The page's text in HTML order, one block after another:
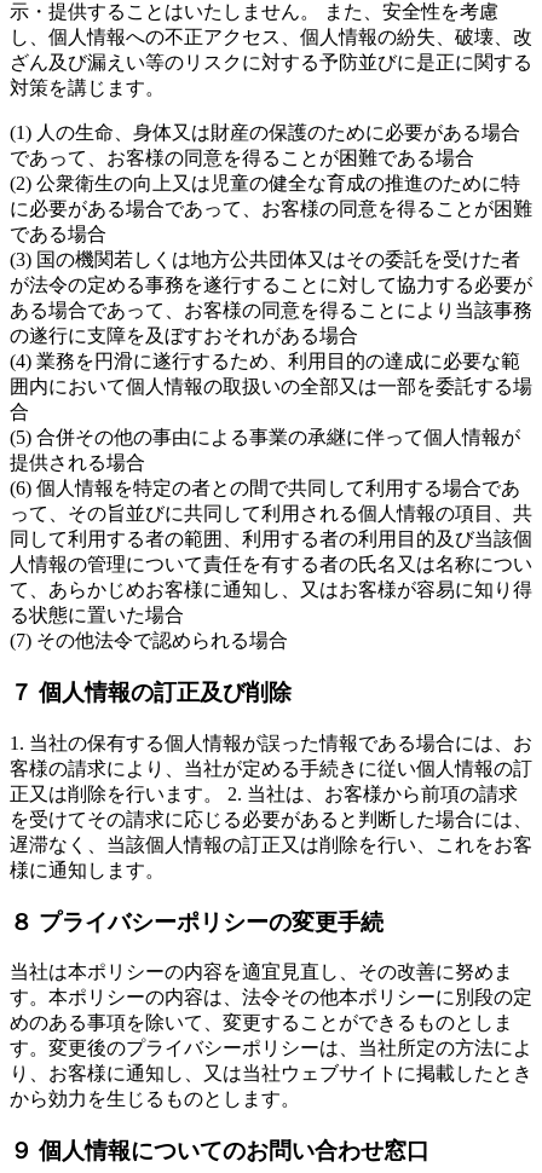
示・提供することはいたしません。 また、安全性を考慮
し、個人情報への不正アクセス、個人情報の紛失、破壊、改
ざん及び漏えい等のリスクに対する予防並びに是正に関する
対策を講じます。
(1) 人の生命、身体又は財産の保護のために必要がある場合
であって、お客様の同意を得ることが困難である場合
(2) 公衆衛生の向上又は児童の健全な育成の推進のために特
に必要がある場合であって、お客様の同意を得ることが困難
である場合
(3) 国の機関若しくは地方公共団体又はその委託を受けた者
が法令の定める事務を遂行することに対して協力する必要が
ある場合であって、お客様の同意を得ることにより当該事務
の遂行に支障を及ぼすおそれがある場合
(4) 業務を円滑に遂行するため、利用目的の達成に必要な範
囲内において個人情報の取扱いの全部又は一部を委託する場
合
(5) 合併その他の事由による事業の承継に伴って個人情報が
提供される場合
(6) 個人情報を特定の者との間で共同して利用する場合であ
って、その旨並びに共同して利用される個人情報の項目、共
同して利用する者の範囲、利用する者の利用目的及び当該個
人情報の管理について責任を有する者の氏名又は名称につい
て、あらかじめお客様に通知し、又はお客様が容易に知り得
る状態に置いた場合
(7) その他法令で認められる場合
７ 個人情報の訂正及び削除
1. 当社の保有する個人情報が誤った情報である場合には、お
客様の請求により、当社が定める手続きに従い個人情報の訂
正又は削除を行います。 2. 当社は、お客様から前項の請求
を受けてその請求に応じる必要があると判断した場合には、
遅滞なく、当該個人情報の訂正又は削除を行い、これをお客
様に通知します。
８ プライバシーポリシーの変更手続
当社は本ポリシーの内容を適宜見直し、その改善に努めま
す。本ポリシーの内容は、法令その他本ポリシーに別段の定
めのある事項を除いて、変更することができるものとしま
す。変更後のプライバシーポリシーは、当社所定の方法によ
り、お客様に通知し、又は当社ウェブサイトに掲載したとき
から効力を生じるものとします。
９ 個人情報についてのお問い合わせ窓口